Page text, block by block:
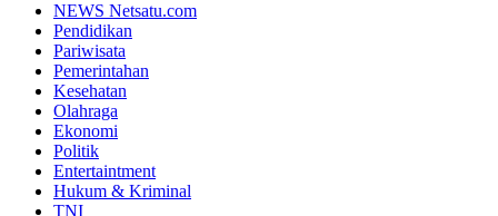
NEWS Netsatu.com
Pendidikan
Pariwisata
Pemerintahan
Kesehatan
Olahraga
Ekonomi
Politik
Entertaintment
Hukum & Kriminal
TNI